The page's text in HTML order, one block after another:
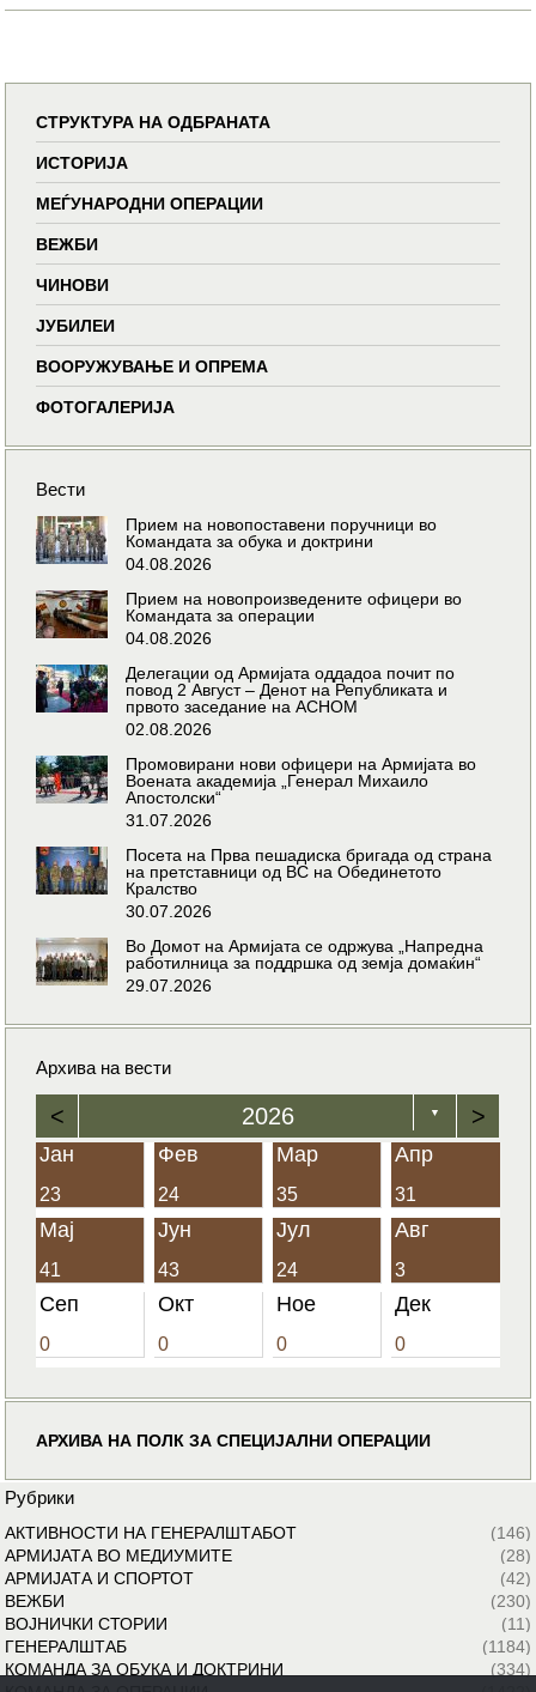
СТРУКТУРА НА ОДБРАНАТА
ИСТОРИЈА
МЕЃУНАРОДНИ ОПЕРАЦИИ
ВЕЖБИ
ЧИНОВИ
ЈУБИЛЕИ
ВООРУЖУВАЊЕ И ОПРЕМА
ФОТОГАЛЕРИЈА
Вести
Прием на новопоставени поручници во
Командата за обука и доктрини
04.08.2026
Прием на новопроизведените офицери во
Командата за операции
04.08.2026
Делегации од Армијата оддадоа почит по
повод 2 Август – Денот на Републиката и
првото заседание на АСНОМ
02.08.2026
Промовирани нови офицери на Армијата во
Воената академија „Генерал Михаило
Апостолски“
31.07.2026
Посета на Прва пешадиска бригада од страна
на претставници од ВС на Обединетото
Кралство
30.07.2026
Во Домот на Армијата се одржува „Напредна
работилница за поддршка од земја домаќин“
29.07.2026
Архива на вести
< 2026 ▼ >
Јан
23
Фев
24
Мар
35
Апр
31
Мај
41
Јун
43
Јул
24
Авг
3
Сеп
0
Окт
0
Ное
0
Дек
0
АРХИВА НА ПОЛК ЗА СПЕЦИЈАЛНИ ОПЕРАЦИИ
Рубрики
АКТИВНОСТИ НА ГЕНЕРАЛШТАБОТ
(146)
АРМИЈАТА ВО МЕДИУМИТЕ
(28)
АРМИЈАТА И СПОРТОТ
(42)
ВЕЖБИ
(230)
ВОЈНИЧКИ СТОРИИ
(11)
ГЕНЕРАЛШТАБ
(1184)
КОМАНДА ЗА ОБУКА И ДОКТРИНИ
(334)